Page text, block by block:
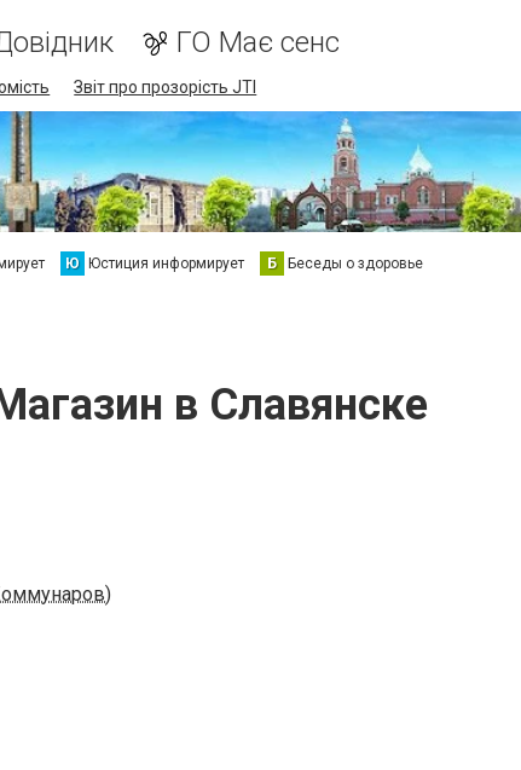
ГО Має сенс
Звіт про прозорість JTI
Ю Юстиция информирует Б Беседы о здоровье
в Славянске